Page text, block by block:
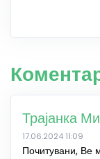
Трајанка
17.06.2024 11:09
Почитувани, Ве